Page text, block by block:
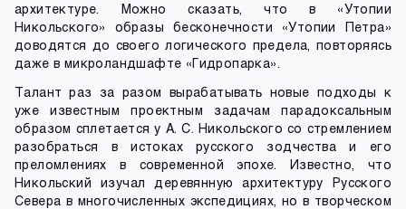
архитектуре. Можно сказать, что в «Утопии
Никольского» образы бесконечности «Утопии Петра»
доводятся до своего логического предела, повторяясь
даже в микроландшафте «Гидропарка».
Талант раз за разом вырабатывать новые подходы к
уже известным проектным задачам парадоксальным
образом сплетается у А. С. Никольского со стремлением
разобраться в истоках русского зодчества и его
преломлениях в современной эпохе. Известно, что
Никольский изучал деревянную архитектуру Русского
Севера в многочисленных экспедициях, но в творческом